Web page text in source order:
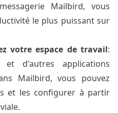
Mailbird, vous
le plus puissant sur
votre espace de travail:
et d'autres applications
Mailbird, vous pouvez
et les configurer à partir